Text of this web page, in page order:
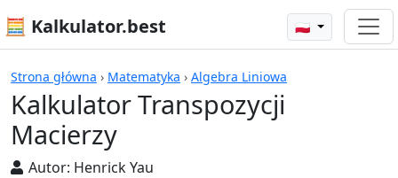
🧮 Kalkulator.best 🇵🇱
Strona główna › Matematyka › Algebra Liniowa
Kalkulator Transpozycji
Macierzy
Autor: Henrick Yau
Kalkulatory